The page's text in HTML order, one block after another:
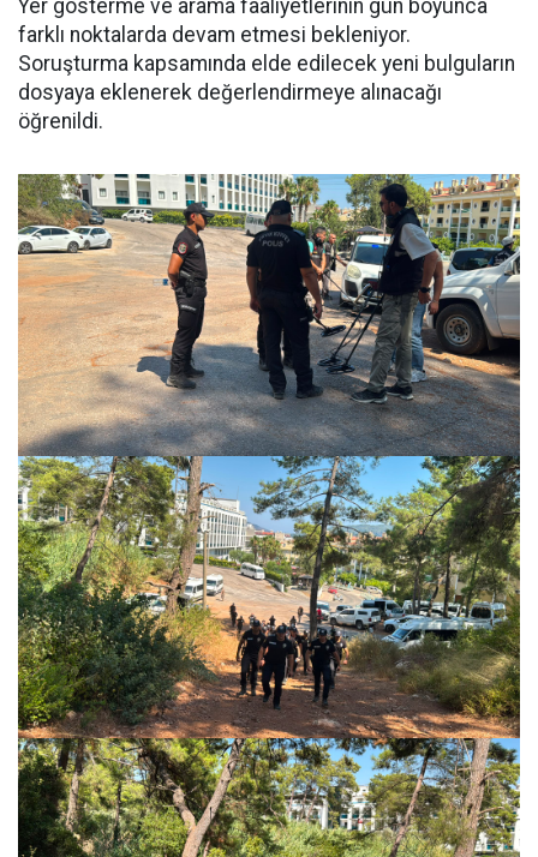
Yer gösterme ve arama faaliyetlerinin gün boyunca
farklı noktalarda devam etmesi bekleniyor.
Soruşturma kapsamında elde edilecek yeni bulguların
dosyaya eklenerek değerlendirmeye alınacağı
öğrenildi.